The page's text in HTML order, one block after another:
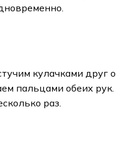
кулачками друг о
пальцами обеих рук.
раз.